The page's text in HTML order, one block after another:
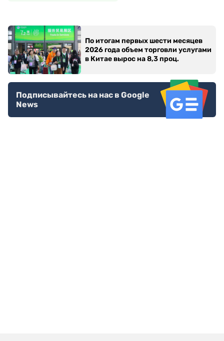
По итогам первых шести месяцев
2026 года объем торговли услугами
в Китае вырос на 8,3 проц.
Подписывайтесь на нас в Google
News